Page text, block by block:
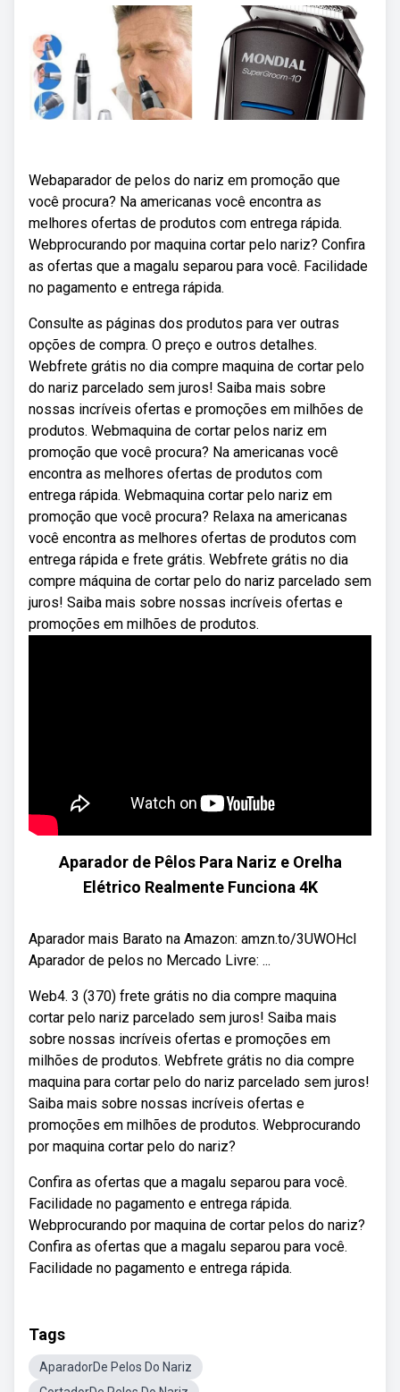
Webaparador de pelos do nariz em promoção que
você procura? Na americanas você encontra as
melhores ofertas de produtos com entrega rápida.
Webprocurando por maquina cortar pelo nariz? Confira
as ofertas que a magalu separou para você. Facilidade
no pagamento e entrega rápida.
Consulte as páginas dos produtos para ver outras
opções de compra. O preço e outros detalhes.
Webfrete grátis no dia compre maquina de cortar pelo
do nariz parcelado sem juros! Saiba mais sobre
nossas incríveis ofertas e promoções em milhões de
produtos. Webmaquina de cortar pelos nariz em
promoção que você procura? Na americanas você
encontra as melhores ofertas de produtos com
entrega rápida. Webmaquina cortar pelo nariz em
promoção que você procura? Relaxa na americanas
você encontra as melhores ofertas de produtos com
entrega rápida e frete grátis. Webfrete grátis no dia
compre máquina de cortar pelo do nariz parcelado sem
juros! Saiba mais sobre nossas incríveis ofertas e
promoções em milhões de produtos.
Aparador de Pêlos Para Nariz e Orelha
Elétrico Realmente Funciona 4K
Aparador mais Barato na Amazon: amzn.to/3UWOHcI
Aparador de pelos no Mercado Livre: ...
Web4. 3 (370) frete grátis no dia compre maquina
cortar pelo nariz parcelado sem juros! Saiba mais
sobre nossas incríveis ofertas e promoções em
milhões de produtos. Webfrete grátis no dia compre
maquina para cortar pelo do nariz parcelado sem juros!
Saiba mais sobre nossas incríveis ofertas e
promoções em milhões de produtos. Webprocurando
por maquina cortar pelo do nariz?
Confira as ofertas que a magalu separou para você.
Facilidade no pagamento e entrega rápida.
Webprocurando por maquina de cortar pelos do nariz?
Confira as ofertas que a magalu separou para você.
Facilidade no pagamento e entrega rápida.
Tags
AparadorDe Pelos Do Nariz